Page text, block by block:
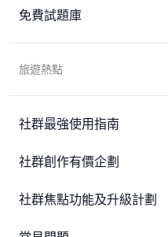
免費試題庫
旅遊熱點
社群最強使用指南
社群創作有價企劃
社群焦點功能及升級計劃